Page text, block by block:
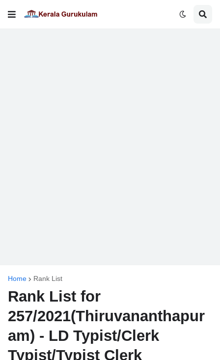
Home Rank List
Rank List for
257/2021(Thiruvananthapur
am) - LD Typist/Clerk
Typist/Typist Clerk